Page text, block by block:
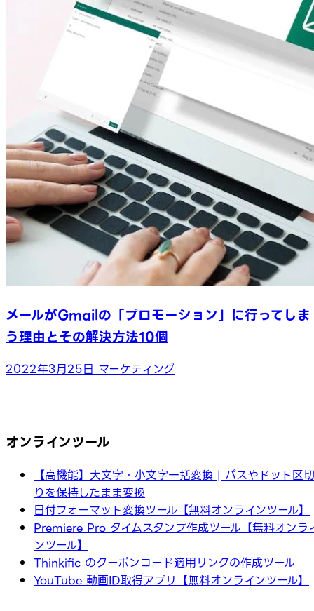
メールがGmailの「プロモーション」に行ってしま
う理由とその解決方法10個
2022年3月25日 マーケティング
オンラインツール
【高機能】大文字・小文字一括変換 | パスやドット区切
りを保持したまま変換
日付フォーマット変換ツール【無料オンラインツール】
Premiere Pro タイムスタンプ作成ツール【無料オンラ
ンツール】
Thinkific のクーポンコード適用リンクの作成ツール
YouTube 動画ID取得アプリ【無料オンラインツール】